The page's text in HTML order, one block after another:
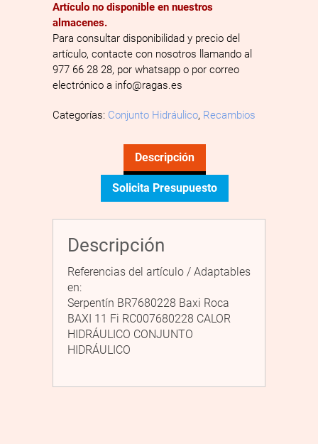
Artículo no disponible en nuestros
almacenes.
Para consultar disponibilidad y precio del
artículo, contacte con nosotros llamando al
977 66 28 28, por whatsapp o por correo
electrónico a info@ragas.es
Categorías: Conjunto Hidráulico, Recambios
Descripción
Solicita Presupuesto
Descripción
Referencias del artículo / Adaptables
en:
Serpentín BR7680228 Baxi Roca
BAXI 11 Fi RC007680228 CALOR
HIDRÁULICO CONJUNTO
HIDRÁULICO